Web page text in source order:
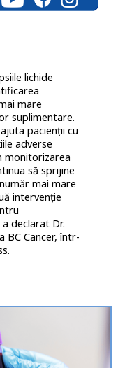
lichide
mare
suplimentare.
pacienții cu
adverse
monitorizarea
să sprijine
mai mare
intervenție
declarat Dr.
BC Cancer, într-